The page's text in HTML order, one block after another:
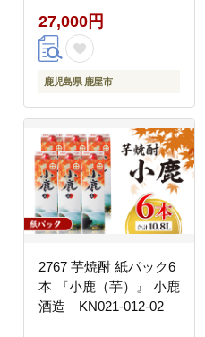
27,000円
鹿児島県 鹿屋市
2767 芋焼酎 紙パック6
本 『小鹿（芋）』 小鹿
酒造 KN021-012-02